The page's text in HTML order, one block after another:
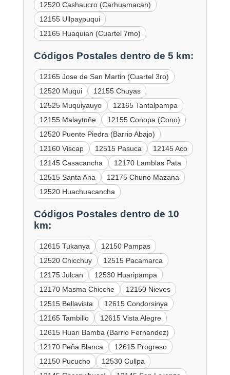
12520 Cashaucro (Carhuamacan)
12155 Ullpaypuqui
12165 Huaquian (Cuartel 7mo)
Códigos Postales dentro de 5 km:
12165 Jose de San Martin (Cuartel 3ro)
12520 Muqui
12155 Chuyas
12525 Muquiyauyo
12165 Tantalpampa
12155 Malaytuñe
12155 Conopa (Cono)
12520 Puente Piedra (Barrio Abajo)
12160 Viscap
12515 Pasuca
12145 Aco
12145 Casacancha
12170 Lamblas Pata
12515 Santa Ana
12175 Chuno Mazana
12520 Huachuacancha
Códigos Postales dentro de 10
km:
12615 Tukanya
12150 Pampas
12520 Chicchuy
12515 Pacamarca
12175 Julcan
12530 Huaripampa
12170 Masma Chicche
12150 Nieves
12515 Bellavista
12615 Condorsinya
12165 Tambillo
12615 Vista Alegre
12615 Huari Bamba (Barrio Fernandez)
12170 Peña Blanca
12615 Progreso
12150 Pucucho
12530 Cullpa